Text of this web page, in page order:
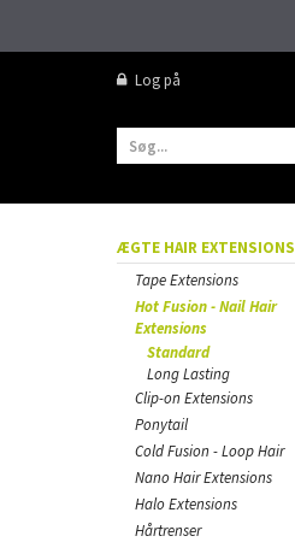
Log på
ÆGTE HAIR EXTENSIONS
Tape Extensions
Hot Fusion - Nail Hair
Extensions
Standard
Long Lasting
Clip-on Extensions
Ponytail
Cold Fusion - Loop Hair
Nano Hair Extensions
Halo Extensions
Hårtrenser